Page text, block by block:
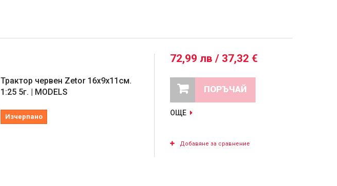
Трактор червен Zetor 16х9х11см.
1:25 5г. | MODELS
Изчерпано
72,99 лв / 37,32 €
ПОРЪЧАЙ
ОЩЕ
Добавяне за сравнение